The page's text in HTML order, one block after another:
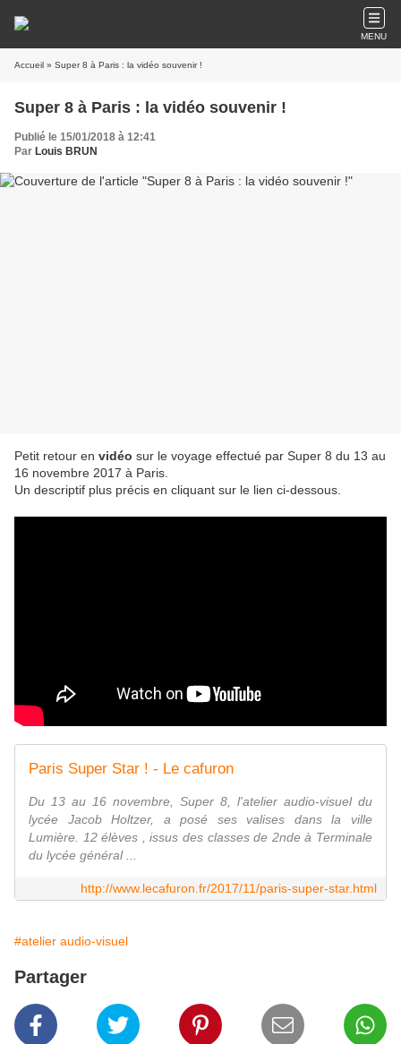
MENU
Accueil » Super 8 à Paris : la vidéo souvenir !
Super 8 à Paris : la vidéo souvenir !
Publié le 15/01/2018 à 12:41
Par Louis BRUN
Petit retour en vidéo sur le voyage effectué par Super 8 du 13 au
16 novembre 2017 à Paris.
Un descriptif plus précis en cliquant sur le lien ci-dessous.
Paris Super Star ! - Le cafuron
Du 13 au 16 novembre, Super 8, l'atelier audio-visuel du
lycée Jacob Holtzer, a posé ses valises dans la ville
Lumière. 12 élèves , issus des classes de 2nde à Terminale
du lycée général ...
http://www.lecafuron.fr/2017/11/paris-super-star.html
#atelier audio-visuel
Partager